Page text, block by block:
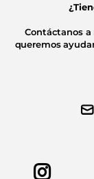
Contáctanos
queremos